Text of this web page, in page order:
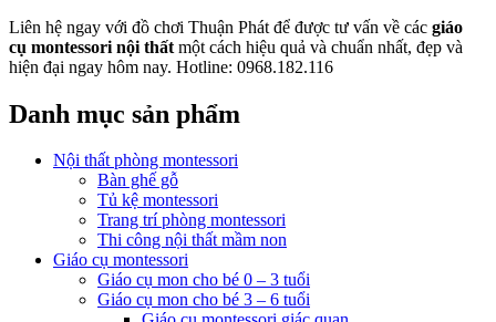
Liên hệ ngay với đồ chơi Thuận Phát để được tư vấn về các giáo
cụ montessori nội thất một cách hiệu quả và chuẩn nhất, đẹp và
hiện đại ngay hôm nay. Hotline: 0968.182.116
Danh mục sản phẩm
Nội thất phòng montessori
Bàn ghế gỗ
Tủ kệ montessori
Trang trí phòng montessori
Thi công nội thất mầm non
Giáo cụ montessori
Giáo cụ mon cho bé 0 – 3 tuổi
Giáo cụ mon cho bé 3 – 6 tuổi